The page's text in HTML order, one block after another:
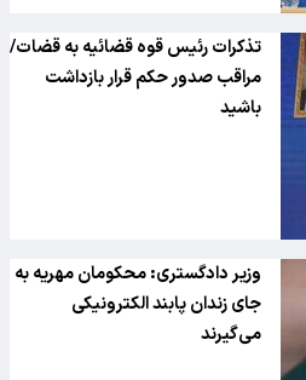
تذکرات رئیس قوه قضائیه به قضات/
مراقب صدور حکم قرار بازداشت
باشید
وزیر دادگستری: محکومان مهریه به
جای زندان پابند الکترونیکی
می‌گیرند